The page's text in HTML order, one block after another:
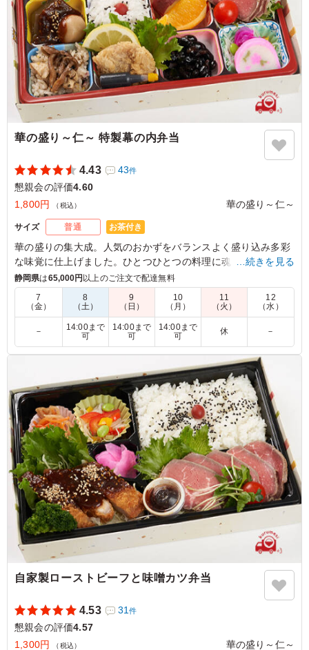
華の盛り～仁～ 特製幕の内弁当
4.43 43件
懇親会の評価4.60
1,800円
（税込） 華の盛り～仁～
サイズ 普通 お茶付き
華の盛りの集大成。人気のおかずをバランスよく盛り込み多彩
な味覚に仕上げました。ひとつひとつの料理に魂をこめてお届
けいたします。是非ご賞味ください。
5.0 トヨタ自動車株式会社
しっかりと味付けされたおかずは、ご飯との相性がとても
良くてどんどん箸が進みあっという間に完食していまし
た。 どれを食べても美味しく、栄養バランスも考えられ
た素敵なお弁当でした。
ご利用シーン：懇親会›
送別会
愛知県豊田市トヨタ町2024/09/21
…続きを見る
静岡県は65,000円 以上のご注文で配達無料
7
（金）
8
（土）
9
（日）
10
（月）
11
（火）
12
（水）
－
14:00まで
可
14:00まで
可
14:00まで
可
休 －
自家製ローストビーフと味噌カツ弁当
4.53 31件
懇親会の評価4.57
1,300円
（税込） 華の盛り～仁～